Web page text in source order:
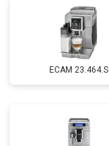
EСAM 23.464.S